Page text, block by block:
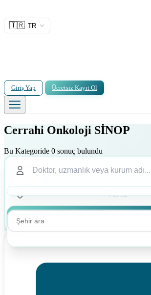
🇹🇷 TR
Giriş Yap Ücretsiz Kayıt Ol
Cerrahi Onkoloji SİNOP
Bu Kategoride 0 sonuç bulundu